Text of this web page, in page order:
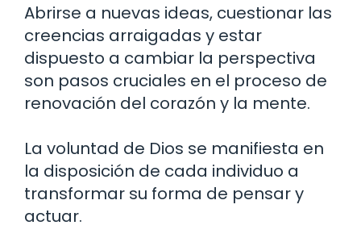
Abrirse a nuevas ideas, cuestionar las
creencias arraigadas y estar
dispuesto a cambiar la perspectiva
son pasos cruciales en el proceso de
renovación del corazón y la mente.
La voluntad de Dios se manifiesta en
la disposición de cada individuo a
transformar su forma de pensar y
actuar.